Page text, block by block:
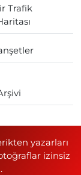
Trafik
yazarları
izinsiz